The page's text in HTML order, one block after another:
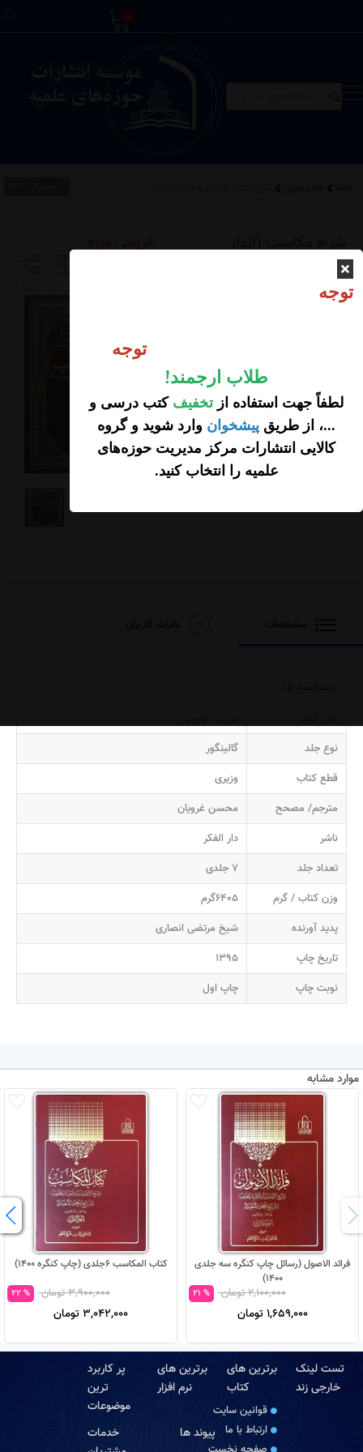
توجه
توجه
طلاب ارجمند!
لطفاً جهت استفاده از تخفیف کتب درسی و
...، از طریق پیشخوان وارد شوید و گروه
کالایی انتشارات مرکز مدیریت حوزه‌های
علمیه را انتخاب کنید.
شرح مکاسب (انوار
المواهب) 7 جلدی
نوع جلد
گالینگور
قطع کتاب
وزیری
مترجم/ مصحح
محسن غرویان
ناشر
دار الفکر
تعداد جلد
7 جلدی
وزن کتاب / گرم
6405گرم
پدید آورنده
شیخ مرتضی انصاری
تاریخ چاپ
1395
نوبت چاپ
چاپ اول
موارد مشابه
فرائد الاصول (رسائل چاپ کنگره سه جلدی
1400)
2,100,000 تومان % 21
1,659,000 تومان
کتاب المکاسب 6جلدی (چاپ کنگره 1400)
3,900,000 تومان % 22
3,042,000 تومان
تست لینک
خارجی زند
برترین های
کتاب
قوانین سایت
ارتباط با ما
برترین های
نرم افزار
پر کاربرد
ترین
موضوعات
پیوند ها
خدمات